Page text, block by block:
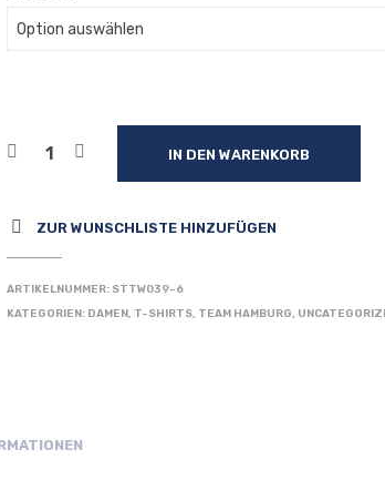
IN DEN WARENKORB
ZUR WUNSCHLISTE HINZUFÜGEN
ARTIKELNUMMER: STTW039-6
KATEGORIEN: DAMEN, T-SHIRTS, TEAM HAMBURG,